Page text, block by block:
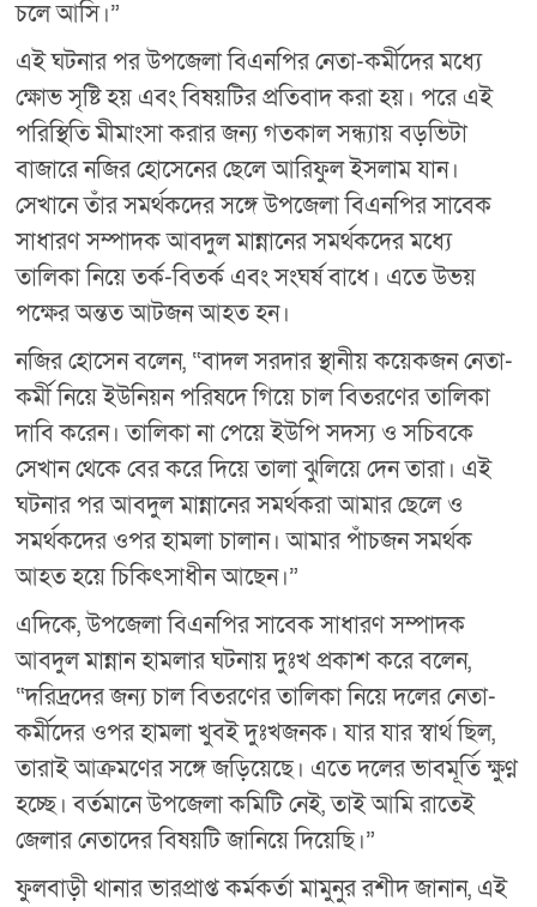
চলে আসি।”
এই ঘটনার পর উপজেলা বিএনপির নেতা-কর্মীদের মধ্যে
ক্ষোভ সৃষ্টি হয় এবং বিষয়টির প্রতিবাদ করা হয়। পরে এই
পরিস্থিতি মীমাংসা করার জন্য গতকাল সন্ধ্যায় বড়ভিটা
বাজারে নজির হোসেনের ছেলে আরিফুল ইসলাম যান।
সেখানে তাঁর সমর্থকদের সঙ্গে উপজেলা বিএনপির সাবেক
সাধারণ সম্পাদক আবদুল মান্নানের সমর্থকদের মধ্যে
তালিকা নিয়ে তর্ক-বিতর্ক এবং সংঘর্ষ বাধে। এতে উভয়
পক্ষের অন্তত আটজন আহত হন।
নজির হোসেন বলেন, “বাদল সরদার স্থানীয় কয়েকজন নেতা-
কর্মী নিয়ে ইউনিয়ন পরিষদে গিয়ে চাল বিতরণের তালিকা
দাবি করেন। তালিকা না পেয়ে ইউপি সদস্য ও সচিবকে
সেখান থেকে বের করে দিয়ে তালা ঝুলিয়ে দেন তারা। এই
ঘটনার পর আবদুল মান্নানের সমর্থকরা আমার ছেলে ও
সমর্থকদের ওপর হামলা চালান। আমার পাঁচজন সমর্থক
আহত হয়ে চিকিৎসাধীন আছেন।”
এদিকে, উপজেলা বিএনপির সাবেক সাধারণ সম্পাদক
আবদুল মান্নান হামলার ঘটনায় দুঃখ প্রকাশ করে বলেন,
“দরিদ্রদের জন্য চাল বিতরণের তালিকা নিয়ে দলের নেতা-
কর্মীদের ওপর হামলা খুবই দুঃখজনক। যার যার স্বার্থ ছিল,
তারাই আক্রমণের সঙ্গে জড়িয়েছে। এতে দলের ভাবমূর্তি ক্ষুণ্ন
হচ্ছে। বর্তমানে উপজেলা কমিটি নেই, তাই আমি রাতেই
জেলার নেতাদের বিষয়টি জানিয়ে দিয়েছি।”
ফুলবাড়ী থানার ভারপ্রাপ্ত কর্মকর্তা মামুনুর রশীদ জানান, এই